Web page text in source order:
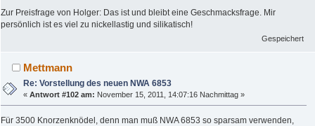
Zur Preisfrage von Holger: Das ist und bleibt eine Geschmacksfrage. Mir
persönlich ist es viel zu nickellastig und silikatisch!
Gespeichert
Mettmann
Re: Vorstellung des neuen NWA 6853
«Antwort #102 am: November 15, 2011, 14:07:16 Nachmittag »
Für 3500 Knorzenknödel, denn man muß NWA 6853 so sparsam verwenden,